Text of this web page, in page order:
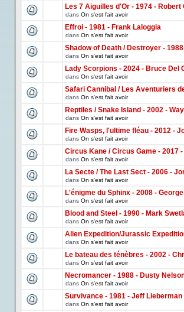
Les 7 Aiguilles d'Or - 1974 - Robert
dans On s'est fait avoir
Effroi - 1981 - Frank Laloggia
dans On s'est fait avoir
Shadow of Death / Destroyer -
dans On s'est fait avoir
Lady Scorpions - 2024 - Bruce Del
dans On s'est fait avoir
Safari Cannibal / Les Aventuriers
dans On s'est fait avoir
Reptiles / Snake Island - 2002 -
dans On s'est fait avoir
Fire Wasps, l'ultime fléau - 2012 -
dans On s'est fait avoir
Circus Kane / Circus Game - 2017
dans On s'est fait avoir
La Secte / The Last Sect - 2006 -
dans On s'est fait avoir
L'énigme du Sphinx - 2008 -
dans On s'est fait avoir
Blood and Steel - 1990 - Mark
dans On s'est fait avoir
Alien Expedition/Jurassic
dans On s'est fait avoir
Le bateau des ténèbres - 2002 -
dans On s'est fait avoir
Necromancer - 1988 - Dusty
dans On s'est fait avoir
Survivance - 1981 - Jeff Lieberman
dans On s'est fait avoir